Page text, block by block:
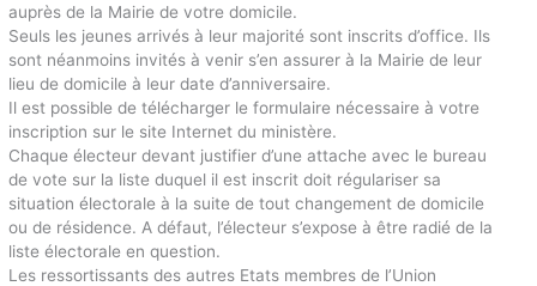
auprès de la Mairie de votre domicile.
Seuls les jeunes arrivés à leur majorité sont inscrits d’office. Ils
sont néanmoins invités à venir s’en assurer à la Mairie de leur
lieu de domicile à leur date d’anniversaire.
Il est possible de télécharger le formulaire nécessaire à votre
inscription sur le site Internet du ministère.
Chaque électeur devant justifier d’une attache avec le bureau
de vote sur la liste duquel il est inscrit doit régulariser sa
situation électorale à la suite de tout changement de domicile
ou de résidence. A défaut, l’électeur s’expose à être radié de la
liste électorale en question.
Les ressortissants des autres Etats membres de l’Union